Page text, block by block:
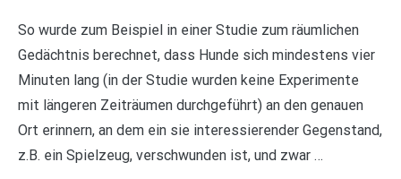
So wurde zum Beispiel in einer Studie zum räumlichen
Gedächtnis berechnet, dass Hunde sich mindestens vier
Minuten lang (in der Studie wurden keine Experimente
mit längeren Zeiträumen durchgeführt) an den genauen
Ort erinnern, an dem ein sie interessierender Gegenstand,
z.B. ein Spielzeug, verschwunden ist, und zwar …